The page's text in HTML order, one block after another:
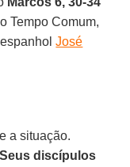
Tempo Comum,
espanholJosé
a situação.
discípulos